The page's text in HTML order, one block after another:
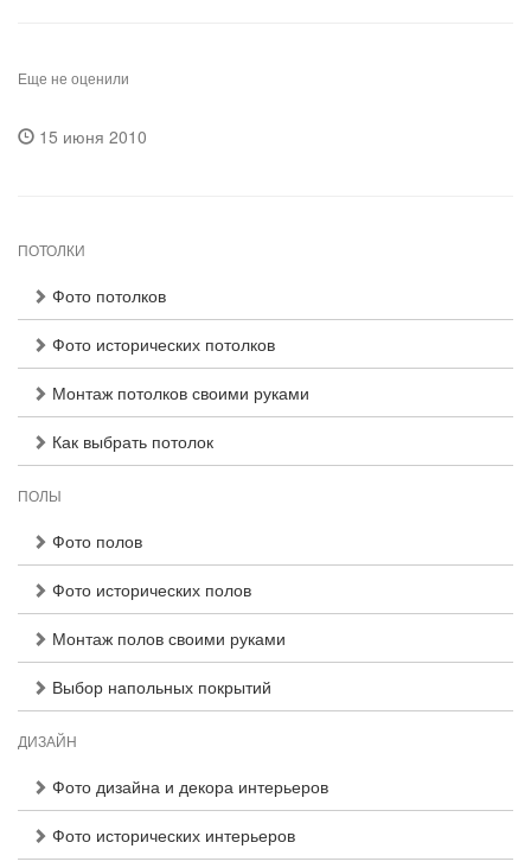
Еще не оценили
15 июня 2010
ПОТОЛКИ
Фото потолков
Фото исторических потолков
Монтаж потолков своими руками
Как выбрать потолок
ПОЛЫ
Фото полов
Фото исторических полов
Монтаж полов своими руками
Выбор напольных покрытий
ДИЗАЙН
Фото дизайна и декора интерьеров
Фото исторических интерьеров